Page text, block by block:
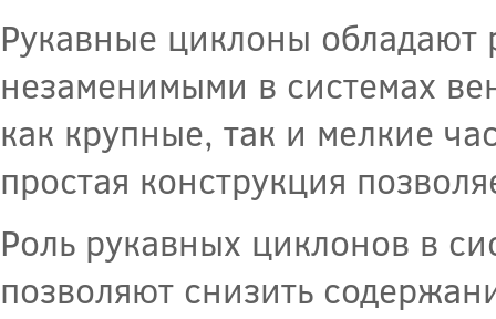
Рукавные циклоны
незаменимыми в системах
как крупные, так и мелкие
простая конструкция
Роль рукавных циклонов в
позволяют снизить